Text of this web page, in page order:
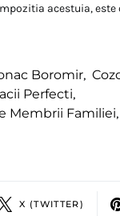
acestuia,
Boromir,
Perfecti,
Membrii Familiei,
X (TWITTER)